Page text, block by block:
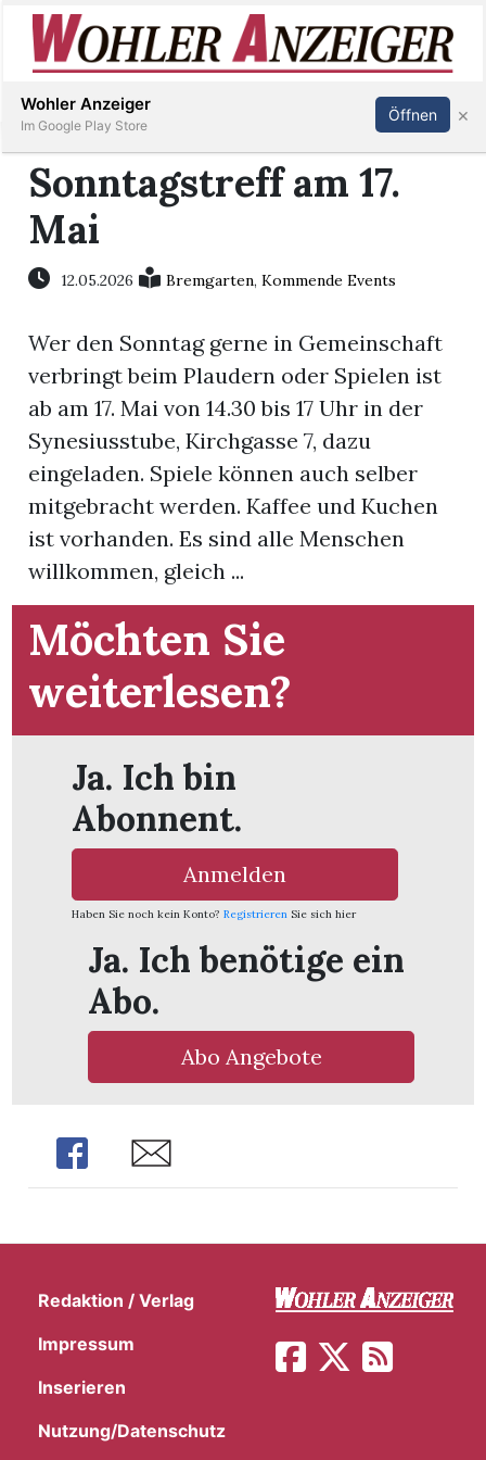
Immobilien
Veranstaltungen
Stellen
E-
Newsletter
App
Inserieren Abonnieren Anmelden
Sonntagstreff am 17.
Mai
12.05.2026 Bremgarten,Kommende Events
Wer den Sonntag gerne in Gemeinschaft
verbringt beim Plaudern oder Spielen ist
ab am 17. Mai von 14.30 bis 17 Uhr in der
Synesiusstube, Kirchgasse 7, dazu
eingeladen. Spiele können auch selber
mitgebracht werden. Kaffee und Kuchen
ist vorhanden. Es sind alle Menschen
willkommen, gleich ...
Möchten Sie
weiterlesen?
Ja. Ich bin
Abonnent.
Anmelden
Haben Sie noch kein Konto? Registrieren Sie sich hier
Ja. Ich benötige ein
Abo.
Abo Angebote
Share Share
Redaktion / Verlag
Impressum
Inserieren
Nutzung/Datenschutz
Wohler Anzeiger
Im Google Play Store
Öffnen ×